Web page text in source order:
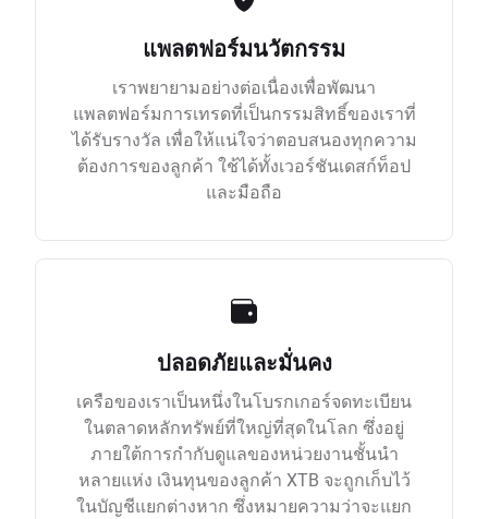
แพลตฟอร์มนวัตกรรม
เราพยายามอย่างต่อเนื่องเพื่อพัฒนา
แพลตฟอร์มการเทรดที่เป็นกรรมสิทธิ์ของเราที่
ได้รับรางวัล เพื่อให้แน่ใจว่าตอบสนองทุกความ
ต้องการของลูกค้า ใช้ได้ทั้งเวอร์ชันเดสก์ท็อป
และมือถือ
ปลอดภัยและมั่นคง
เครือของเราเป็นหนึ่งในโบรกเกอร์จดทะเบียน
ในตลาดหลักทรัพย์ที่ใหญ่ที่สุดในโลก ซึ่งอยู่
ภายใต้การกำกับดูแลของหน่วยงานชั้นนำ
หลายแห่ง เงินทุนของลูกค้า XTB จะถูกเก็บไว้
ในบัญชีแยกต่างหาก ซึ่งหมายความว่าจะแยก